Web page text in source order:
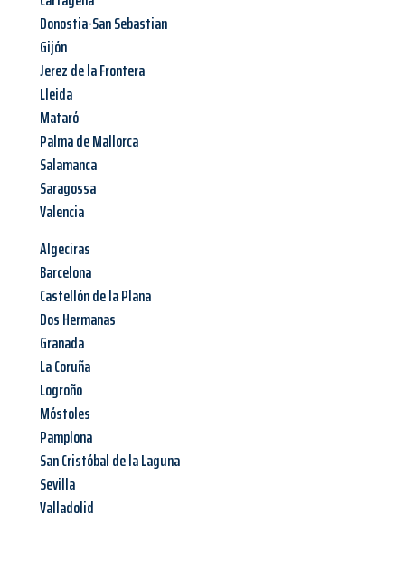
Donostia-San Sebastian
Gijón
Jerez de la Frontera
Lleida
Mataró
Palma de Mallorca
Salamanca
Saragossa
Valencia
Algeciras
Barcelona
Castellón de la Plana
Dos Hermanas
Granada
La Coruña
Logroño
Móstoles
Pamplona
San Cristóbal de la Laguna
Sevilla
Valladolid